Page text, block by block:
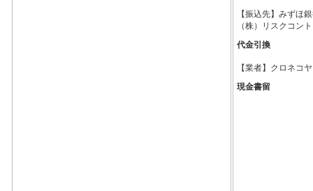
【振込先】みずほ
（株）リスクコン
代金引換
【業者】クロネコ
現金書留